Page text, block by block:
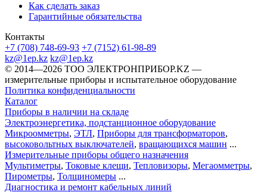
Как сделать заказ
Гарантийные обязательства
Контакты
+7 (708) 748-69-93 +7 (7152) 61-98-89
kz@1ep.kz kz@1ep.kz
©️ 2014—2026 ТОО ЭЛЕКТРОНПРИБОР.KZ —
измерительные приборы и испытательное оборудование
Политика конфиденциальности
Каталог
Приборы в наличии на складе
Электроэнергетика, подстанционное оборудование
Микроомметры, ЭТЛ, Приборы для трансформаторов,
высоковольтных выключателей, вращающихся машин ...
Измерительные приборы общего назначения
Мультиметры, Токовые клещи, Тепловизоры, Мегаомметры,
Пирометры, Толщиномеры ...
Диагностика и ремонт кабельных линий